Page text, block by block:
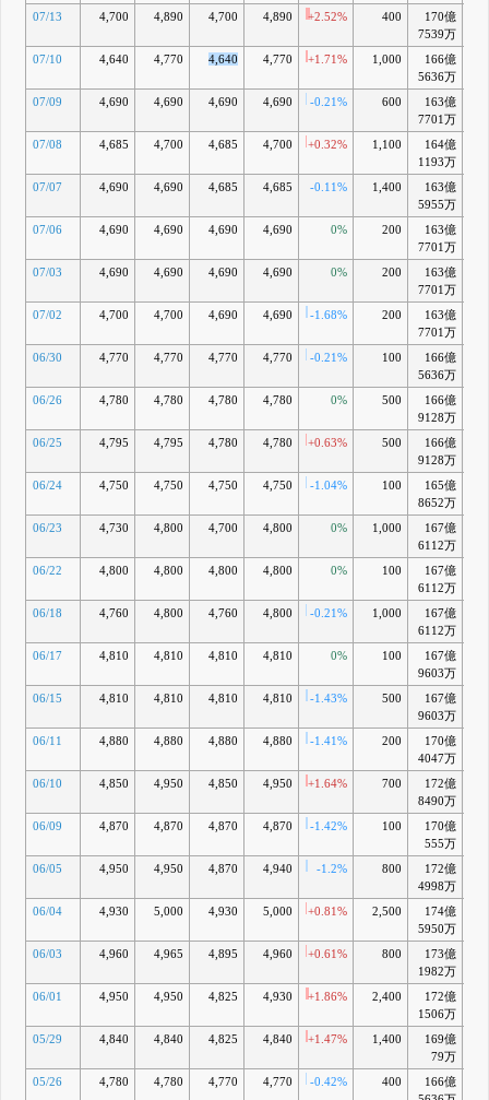
07/13 4,700 4,890 4,700 4,890 +2.52% 400
170億
7539万
07/10 4,640 4,770 4,640 4,770 +1.71% 1,000
166億
5636万
07/09 4,690 4,690 4,690 4,690 -0.21% 600
163億
7701万
07/08 4,685 4,700 4,685 4,700 +0.32% 1,100
164億
1193万
07/07 4,690 4,690 4,685 4,685 -0.11% 1,400
163億
5955万
07/06 4,690 4,690 4,690 4,690 0% 200
163億
7701万
07/03 4,690 4,690 4,690 4,690 0% 200
163億
7701万
07/02 4,700 4,700 4,690 4,690 -1.68% 200
163億
7701万
06/30 4,770 4,770 4,770 4,770 -0.21% 100
166億
5636万
06/26 4,780 4,780 4,780 4,780 0% 500
166億
9128万
06/25 4,795 4,795 4,780 4,780 +0.63% 500
166億
9128万
06/24 4,750 4,750 4,750 4,750 -1.04% 100
165億
8652万
06/23 4,730 4,800 4,700 4,800 0% 1,000
167億
6112万
06/22 4,800 4,800 4,800 4,800 0% 100
167億
6112万
06/18 4,760 4,800 4,760 4,800 -0.21% 1,000
167億
6112万
06/17 4,810 4,810 4,810 4,810 0% 100
167億
9603万
06/15 4,810 4,810 4,810 4,810 -1.43% 500
167億
9603万
06/11 4,880 4,880 4,880 4,880 -1.41% 200
170億
4047万
06/10 4,850 4,950 4,850 4,950 +1.64% 700
172億
8490万
06/09 4,870 4,870 4,870 4,870 -1.42% 100
170億
555万
06/05 4,950 4,950 4,870 4,940 -1.2% 800
172億
4998万
06/04 4,930 5,000 4,930 5,000 +0.81% 2,500
174億
5950万
06/03 4,960 4,965 4,895 4,960 +0.61% 800
173億
1982万
06/01 4,950 4,950 4,825 4,930 +1.86% 2,400
172億
1506万
05/29 4,840 4,840 4,825 4,840 +1.47% 1,400
169億
79万
05/26 4,780 4,780 4,770 4,770 -0.42% 400
166億